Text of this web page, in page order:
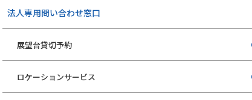
法人専用問い合わせ窓口
展望台貸切予約
ロケーションサービス